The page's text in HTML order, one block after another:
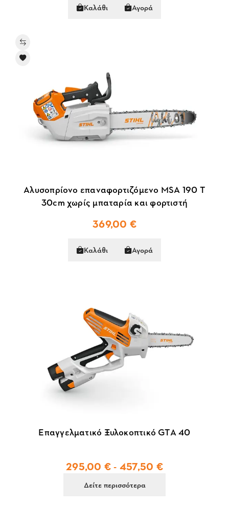
Καλάθι Αγορά
Αλυσοπρίονο επαναφορτιζόμενο MSA 190 T
30cm χωρίς μπαταρία και φορτιστή
369,00 €
Καλάθι Αγορά
Επαγγελματικό Ξυλοκοπτικό GTA 40
295,00 € - 457,50 €
Δείτε περισσότερα